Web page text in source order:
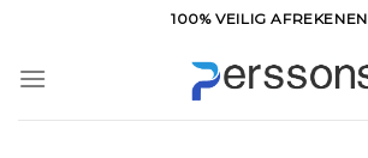
inhoud
100% VEILIG AFREKENEN